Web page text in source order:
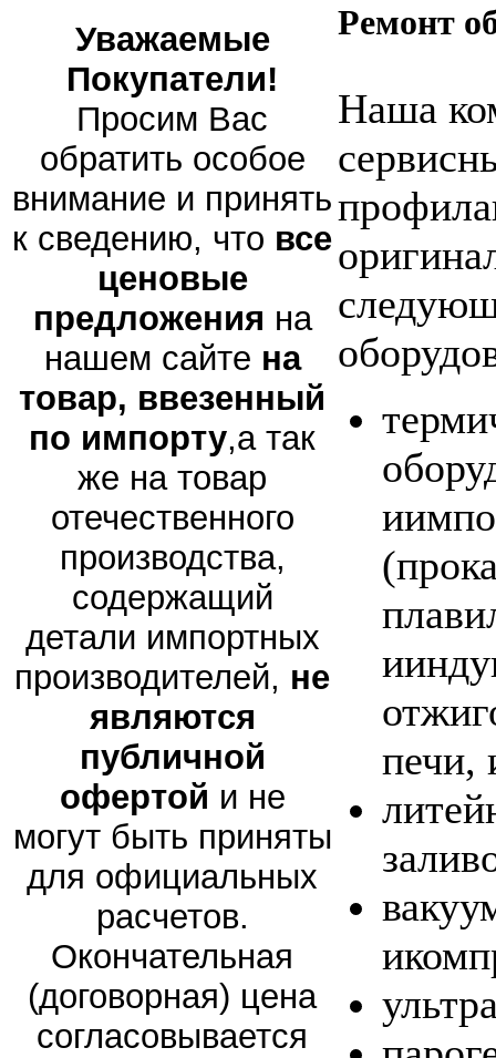
Уважаемые
Покупатели!
Просим Вас
обратить особое
внимание и принять
к сведению, что все
ценовые
предложения на
нашем сайте на
товар, ввезенный
по импорту,а так
же на товар
отечественного
производства,
содержащий
детали импортных
производителей, не
являются
публичной
офертой и не
могут быть приняты
для официальных
расчетов.
Окончательная
(договорная) цена
согласовывается
Ремонт
Наша
печи,